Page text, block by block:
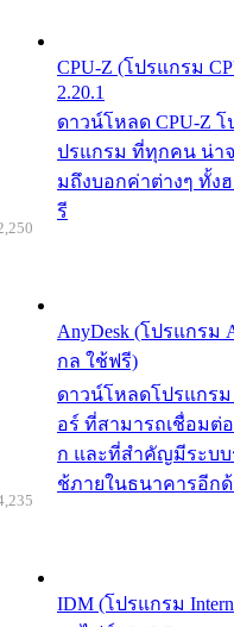
CPU-Z (โปรแกรม
2.20.1
ดาวน์โหลด CPU-Z
ปรแกรม ที่ทุกคน น่าจ
มถึงบอกค่าต่างๆ ทั้ง
รี
AnyDesk (โปรแกรม
กล ใช้ฟรี)
ดาวน์โหลดโปรแกรม
อร์ ที่สามารถเชื่อมต่
ก และที่สำคัญมีระบ
ช้ภายในธนาคารอีกด้
IDM (โปรแกรม